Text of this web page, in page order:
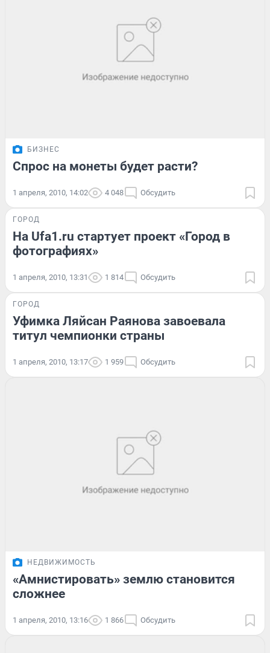
БИЗНЕС
Спрос на монеты будет расти?
1 апреля, 2010, 14:02 4 048 Обсудить
ГОРОД
На Ufa1.ru стартует проект «Город в
фотографиях»
1 апреля, 2010, 13:31 1 814 Обсудить
ГОРОД
Уфимка Ляйсан Раянова завоевала
титул чемпионки страны
1 апреля, 2010, 13:17 1 959 Обсудить
НЕДВИЖИМОСТЬ
«Амнистировать» землю становится
сложнее
1 апреля, 2010, 13:16 1 866 Обсудить